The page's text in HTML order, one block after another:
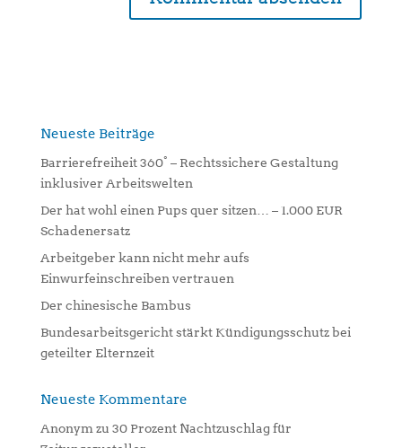
n
v
e
:
Neueste Beiträge
Barrierefreiheit 360° – Rechtssichere Gestaltung
inklusiver Arbeitswelten
Der hat wohl einen Pups quer sitzen… – 1.000 EUR
Schadenersatz
Arbeitgeber kann nicht mehr aufs
Einwurfeinschreiben vertrauen
Der chinesische Bambus
Bundesarbeitsgericht stärkt Kündigungsschutz bei
geteilter Elternzeit
Neueste Kommentare
Anonym zu 30 Prozent Nachtzuschlag für